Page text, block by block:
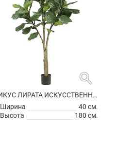
search
ФИКУС ЛИРАТА ИСКУССТВЕННЫЙ
Ширина
40 см.
Высота
180 см.